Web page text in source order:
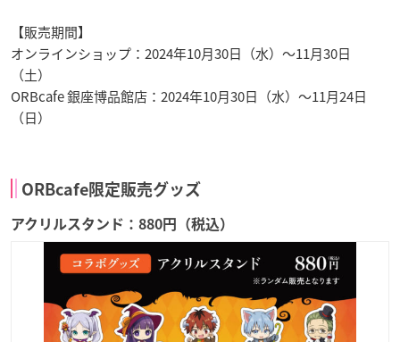
【販売期間】
オンラインショップ：2024年10月30日（水）〜11月30日
（土）
ORBcafe 銀座博品館店：2024年10月30日（水）〜11月24日
（日）
ORBcafe限定販売グッズ
アクリルスタンド：880円（税込）